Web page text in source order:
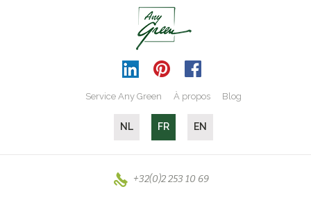
Service Any Green À propos Blog
NL FR EN
+32(0)2 253 10 69